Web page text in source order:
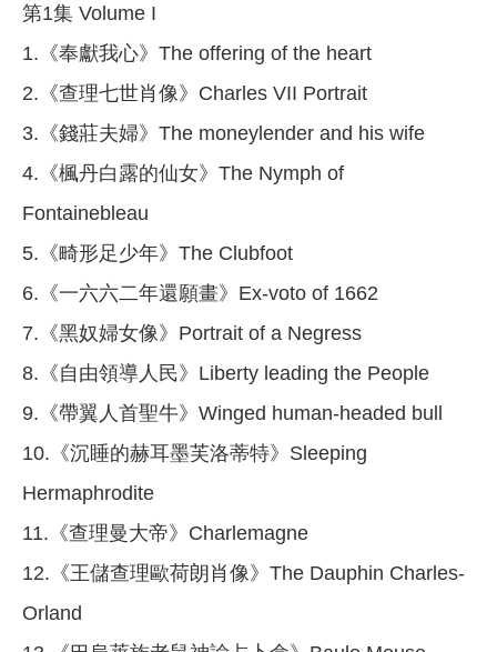
第1集 Volume I
1.《奉獻我心》The offering of the heart
2.《查理七世肖像》Charles VII Portrait
3.《錢莊夫婦》The moneylender and his wife
4.《楓丹白露的仙女》The Nymph of
Fontainebleau
5.《畸形足少年》The Clubfoot
6.《一六六二年還願畫》Ex-voto of 1662
7.《黑奴婦女像》Portrait of a Negress
8.《自由領導人民》Liberty leading the People
9.《帶翼人首聖牛》Winged human-headed bull
10.《沉睡的赫耳墨芙洛蒂特》Sleeping
Hermaphrodite
11.《查理曼大帝》Charlemagne
12.《王儲查理歐荷朗肖像》The Dauphin Charles-
Orland